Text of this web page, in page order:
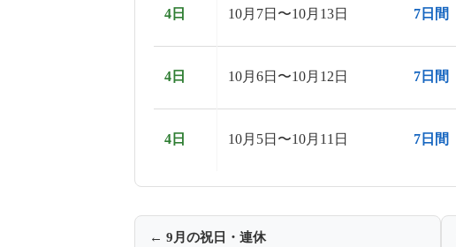
4日 10月7日〜10月13日 7日間
4日 10月6日〜10月12日 7日間
4日 10月5日〜10月11日 7日間
← 9月の祝日・連休